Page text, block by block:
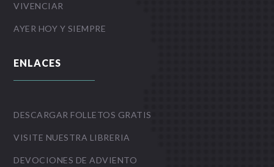
VIVENCIAR
AYER HOY Y SIEMPRE
ENLACES
DESCARGAR FOLLETOS GRATIS
VISITE NUESTRA LIBRERIA
DEVOCIONES DE ADVIENTO